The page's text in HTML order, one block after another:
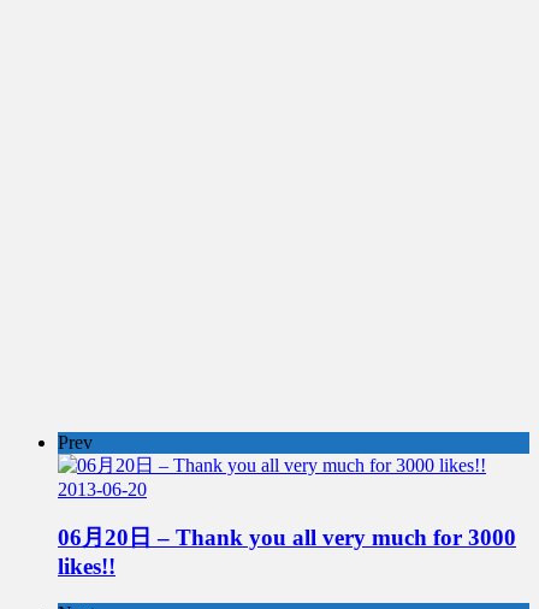
Prev
2013-06-20
06月20日 – Thank you all very much for 3000
likes!!